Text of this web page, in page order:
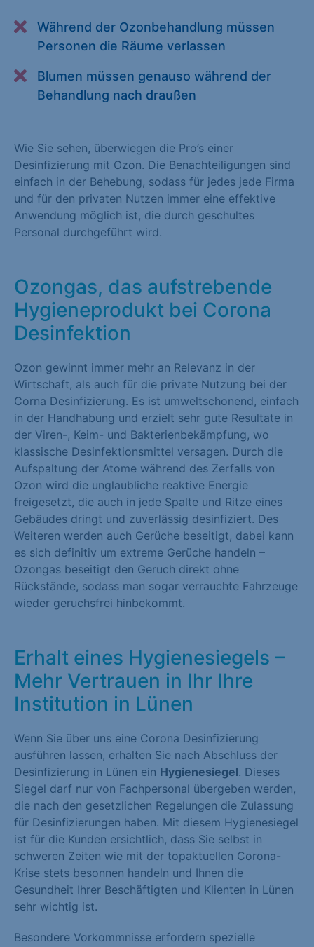
Während der Ozonbehandlung müssen
Personen die Räume verlassen
Blumen müssen genauso während der
Behandlung nach draußen
Wie Sie sehen, überwiegen die Pro’s einer
Desinfizierung mit Ozon. Die Benachteiligungen sind
einfach in der Behebung, sodass für jedes jede Firma
und für den privaten Nutzen immer eine effektive
Anwendung möglich ist, die durch geschultes
Personal durchgeführt wird.
Ozongas, das aufstrebende
Hygieneprodukt bei Corona
Desinfektion
Ozon gewinnt immer mehr an Relevanz in der
Wirtschaft, als auch für die private Nutzung bei der
Corna Desinfizierung. Es ist umweltschonend, einfach
in der Handhabung und erzielt sehr gute Resultate in
der Viren-, Keim- und Bakterienbekämpfung, wo
klassische Desinfektionsmittel versagen. Durch die
Aufspaltung der Atome während des Zerfalls von
Ozon wird die unglaubliche reaktive Energie
freigesetzt, die auch in jede Spalte und Ritze eines
Gebäudes dringt und zuverlässig desinfiziert. Des
Weiteren werden auch Gerüche beseitigt, dabei kann
es sich definitiv um extreme Gerüche handeln –
Ozongas beseitigt den Geruch direkt ohne
Rückstände, sodass man sogar verrauchte Fahrzeuge
wieder geruchsfrei hinbekommt.
Erhalt eines Hygienesiegels –
Mehr Vertrauen in Ihr Ihre
Institution in Lünen
Wenn Sie über uns eine Corona Desinfizierung
ausführen lassen, erhalten Sie nach Abschluss der
Desinfizierung in Lünen ein Hygienesiegel. Dieses
Siegel darf nur von Fachpersonal übergeben werden,
die nach den gesetzlichen Regelungen die Zulassung
für Desinfizierungen haben. Mit diesem Hygienesiegel
ist für die Kunden ersichtlich, dass Sie selbst in
schweren Zeiten wie mit der topaktuellen Corona-
Krise stets besonnen handeln und Ihnen die
Gesundheit Ihrer Beschäftigten und Klienten in Lünen
sehr wichtig ist.
Besondere Vorkommnisse erfordern spezielle
Zurück
Essenziell (1)
Cookie-Informationen anzeigen
Statistiken (1)
Statistik Cookies erfassen Informationen anonym. Diese
Informationen helfen uns zu verstehen, wie unsere Besucher
unsere Website nutzen. Statistik Cookies erfassen Informationen
Cookie-Informationen anzeigen
Marketing (1)
verwendet, um personalisierte Werbung anzuzeigen. Sie tun
dies, indem sie Besucher über Websites hinweg verfolgen.
Cookie-Informationen anzeigen
Externe Medien (1)
Inhalte von Videoplattformen und Social-Media-Plattformen
werden standardmäßig blockiert. Wenn Cookies von externen
Medien akzeptiert werden, bedarf der Zugriff auf diese Inhalte
keiner manuellen Einwilligung mehr.
Cookie-Informationen anzeigen
Datenschutzerklärung Impressum